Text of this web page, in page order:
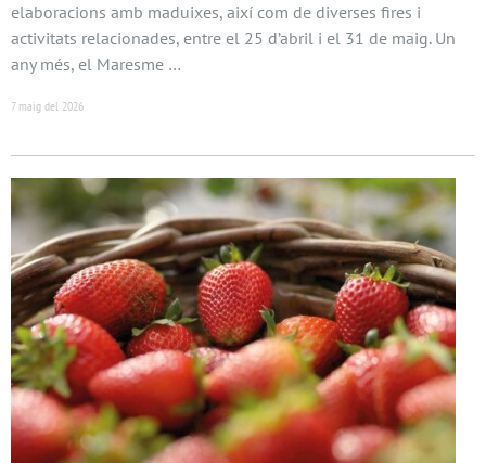
elaboracions amb maduixes, així com de diverses fires i
activitats relacionades, entre el 25 d’abril i el 31 de maig. Un
any més, el Maresme …
7 maig del 2026